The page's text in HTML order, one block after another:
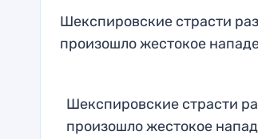
Шекспировские страсти
произошло жестокое
Шекспировские страсти
произошло жестокое